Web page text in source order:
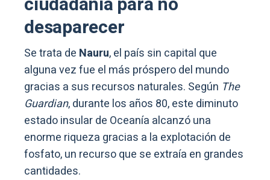
desaparecer
Se trata de Nauru, el país sin capital que
alguna vez fue el más próspero del mundo
gracias a sus recursos naturales. Según The
Guardian, durante los años 80, este diminuto
estado insular de Oceanía alcanzó una
enorme riqueza gracias a la explotación de
fosfato, un recurso que se extraía en grandes
cantidades.